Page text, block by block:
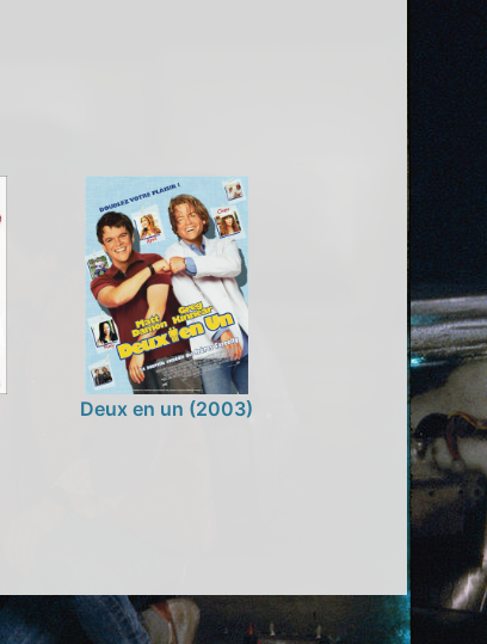
Deux en un (2003)